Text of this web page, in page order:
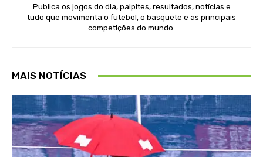
Publica os jogos do dia, palpites, resultados, notícias e
tudo que movimenta o futebol, o basquete e as principais
competições do mundo.
MAIS NOTÍCIAS